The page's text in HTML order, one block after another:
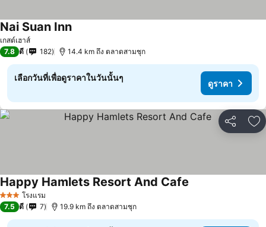
เกสต์เฮาส์
Nai Suan Inn
7.8 ดี 182 14.4 km ถึง ตลาดสามชุก
เลือกวันที่เพื่อดูราคาในวันนั้นๆ
ดูราคา
แชร์ เ
3 ดาว โรงแรม
Happy Hamlets Resort And Cafe
7.5 ดี 7 19.9 km ถึง ตลาดสามชุก